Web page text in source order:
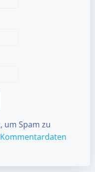
um Spam zu